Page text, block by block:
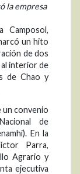
la empresa
Camposol,
un hito
de dos
interior de
de Chao y
un convenio
de
En la
Parra,
Agrario y
ejecutiva